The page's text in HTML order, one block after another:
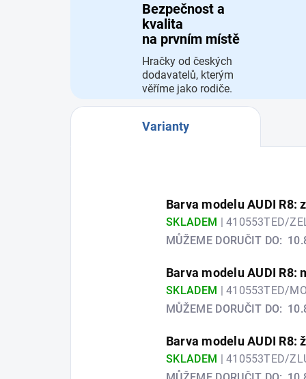
Bezpečnost a
kvalita
na prvním místě
Hračky od českých
dodavatelů, kterým
věříme jako rodiče.
Varianty
Barva modelu AUDI R8:
SKLADEM | 410553TED/
MŮŽEME DORUČIT DO:
Barva modelu AUDI R8:
SKLADEM | 410553TED/
MŮŽEME DORUČIT DO:
Barva modelu AUDI R8:
SKLADEM | 410553TED/